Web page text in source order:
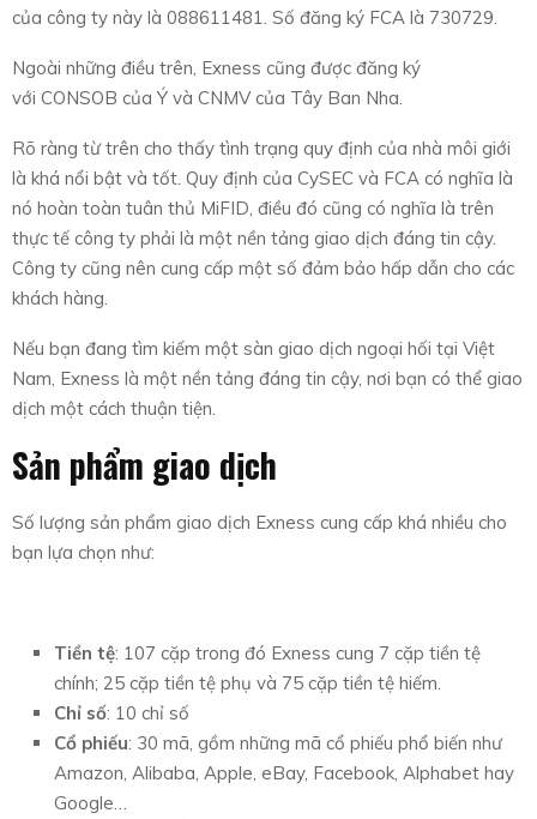
của công ty này là 088611481. Số đăng ký FCA là 730729.
Ngoài những điều trên, Exness cũng được đăng ký
với CONSOB của Ý và CNMV của Tây Ban Nha.
Rõ ràng từ trên cho thấy tình trạng quy định của nhà môi giới
là khá nổi bật và tốt. Quy định của CySEC và FCA có nghĩa là
nó hoàn toàn tuân thủ MiFID, điều đó cũng có nghĩa là trên
thực tế công ty phải là một nền tảng giao dịch đáng tin cậy.
Công ty cũng nên cung cấp một số đảm bảo hấp dẫn cho các
khách hàng.
Nếu bạn đang tìm kiếm một sàn giao dịch ngoại hối tại Việt
Nam, Exness là một nền tảng đáng tin cậy, nơi bạn có thể giao
dịch một cách thuận tiện.
Sản phẩm giao dịch
Số lượng sản phẩm giao dịch Exness cung cấp khá nhiều cho
bạn lựa chọn như:
Tiền tệ: 107 cặp trong đó Exness cung 7 cặp tiền tệ
chính; 25 cặp tiền tệ phụ và 75 cặp tiền tệ hiếm.
Chỉ số: 10 chỉ số
Cổ phiếu: 30 mã, gồm những mã cổ phiếu phổ biến như
Amazon, Alibaba, Apple, eBay, Facebook, Alphabet hay
Google…